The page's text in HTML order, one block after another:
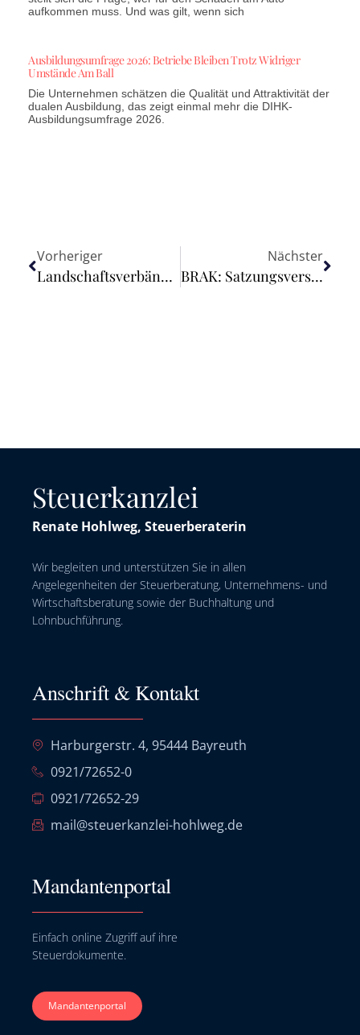
aufkommen muss. Und was gilt, wenn sich
Ausbildungsumfrage 2026: Betriebe Bleiben Trotz Widriger
Umstände Am Ball
Die Unternehmen schätzen die Qualität und Attraktivität der
dualen Ausbildung, das zeigt einmal mehr die DIHK-
Ausbildungsumfrage 2026.
Vorheriger
Landschaftsverbände für Finanzierung von Pädagogen in Intensivpflegeheimen für Kinder und Jugendliche zuständig
Nächster
BRAK: Satzungsversammlung beschließt Regelungsmodell für Ausscheiden aus Sozietät
Steuerkanzlei
Renate Hohlweg, Steuerberaterin
Wir begleiten und unterstützen Sie in allen
Angelegenheiten der Steuerberatung, Unternehmens- und
Wirtschaftsberatung sowie der Buchhaltung und
Lohnbuchführung.
Anschrift & Kontakt
Harburgerstr. 4, 95444 Bayreuth
0921/72652-0
0921/72652-29
mail@steuerkanzlei-hohlweg.de
Mandantenportal
Einfach online Zugriff auf ihre
Steuerdokumente.
Mandantenportal